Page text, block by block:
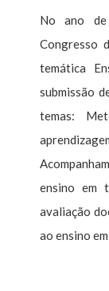
No ano
Congresso
temática
submissão
temas:
ensino em
avaliação
ao ensino